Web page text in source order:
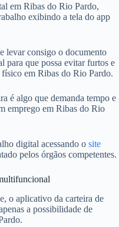
em Ribas do Rio Pardo,
exibindo a tela do app
levar consigo o documento
para que possa evitar furtos e
em Ribas do Rio Pardo.
é algo que demanda tempo e
emprego em Ribas do Rio
digital acessando o site
pelos órgãos competentes.
o aplicativo da carteira de
a possibilidade de